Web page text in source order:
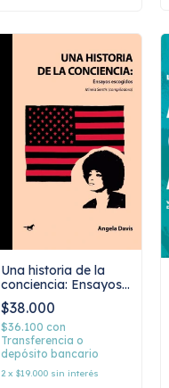
Una historia de la
conciencia: Ensayos
escogidos, Angela
Davis
$38.000
$36.100 con
Transferencia o
depósito bancario
2 x $19.000 sin interés